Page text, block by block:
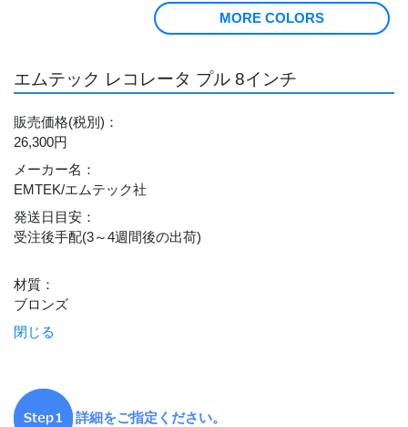
MORE COLORS
エムテック レコレータ プル 8インチ
販売価格(税別) ：
26,300円
メーカー名 ：
EMTEK/エムテック社
発送日目安 ：
受注後手配(3～4週間後の出荷)
材質 ：
ブロンズ
閉じる
詳細をご指定ください。